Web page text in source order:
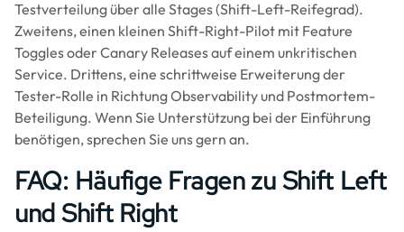
Testverteilung über alle Stages (Shift-Left-Reifegrad).
Zweitens, einen kleinen Shift-Right-Pilot mit Feature
Toggles oder Canary Releases auf einem unkritischen
Service. Drittens, eine schrittweise Erweiterung der
Tester-Rolle in Richtung Observability und Postmortem-
Beteiligung. Wenn Sie Unterstützung bei der Einführung
benötigen, sprechen Sie uns gern an.
FAQ: Häufige Fragen zu Shift Left
und Shift Right